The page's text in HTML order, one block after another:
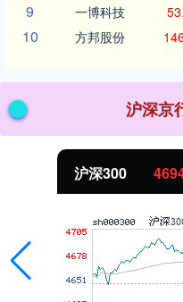
9 一博科技
10 方邦股份
沪深京
北证50